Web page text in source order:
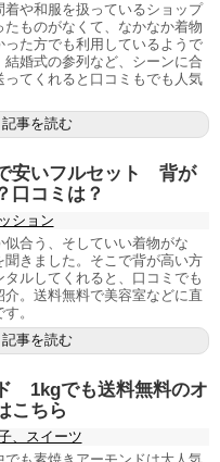
着や和服を扱っているショップ
ものがなくて、なかなか着物
った方でも利用しているようで
婚式の参列など、シーンに合
ってくれると口コミもでも人気
記事を読む
安いフルセット 背が
口コミは？
ション
合う、そしていい着物がな
聞きました。そこで背が高い方
ルしてくれると、口コミでも
介。送料無料で美容室などに直
。
記事を読む
1kgでも送料無料のオ
こちら
、スイーツ